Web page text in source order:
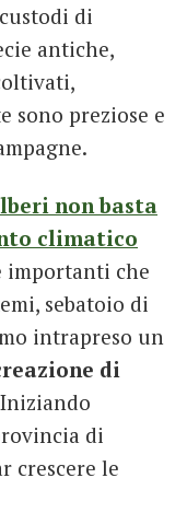
di
antiche,
sono preziose e
non basta
climatico
importanti che
sebatoio di
intrapreso un
di
di
crescere le